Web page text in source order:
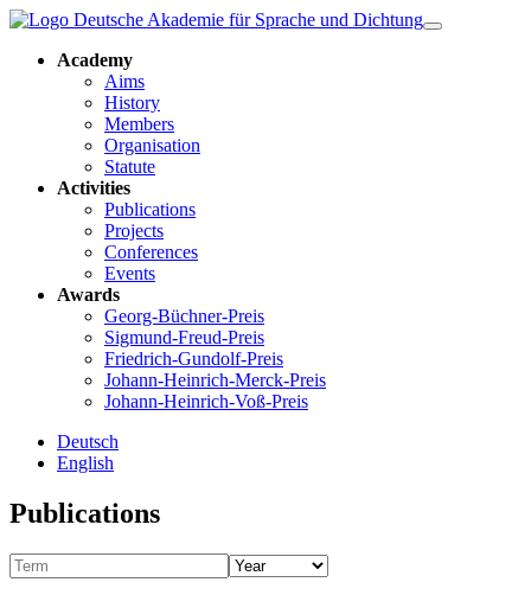
Academy
Aims
History
Members
Organisation
Statute
Activities
Publications
Projects
Conferences
Events
Awards
Georg-Büchner-Preis
Sigmund-Freud-Preis
Friedrich-Gundolf-Preis
Johann-Heinrich-Merck-Preis
Johann-Heinrich-Voß-Preis
Deutsch
English
Publications